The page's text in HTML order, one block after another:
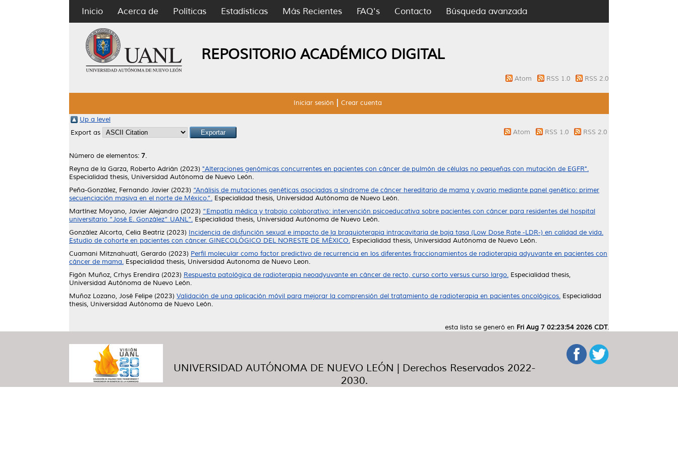
Inicio Acerca de Políticas Estadísticas Más Recientes FAQ's Contacto Búsqueda avanzada
REPOSITORIO ACADÉMICO DIGITAL
Atom RSS 1.0 RSS 2.0
Iniciar sesión Crear cuenta
Up a level
Export as
Atom RSS 1.0 RSS 2.0
Número de elementos: 7.
Reyna de la Garza, Roberto Adrián (2023) "Alteraciones genómicas concurrentes en pacientes con cáncer de pulmón de células no pequeñas con mutación de EGFR".
Especialidad thesis, Universidad Autónoma de Nuevo León.
Peña-González, Fernando Javier (2023) “Análisis de mutaciones genéticas asociadas a síndrome de cáncer hereditario de mama y ovario mediante panel genético: primer
secuenciación masiva en el norte de México.”. Especialidad thesis, Universidad Autónoma de Nuevo León.
Martínez Moyano, Javier Alejandro (2023) “Empatía médica y trabajo colaborativo: intervención psicoeducativa sobre pacientes con cáncer para residentes del hospital
universitario “José E. González” UANL”. Especialidad thesis, Universidad Autónoma de Nuevo León.
González Alcorta, Celia Beatriz (2023) Incidencia de disfunción sexual e impacto de la braquioterapia intracavitaria de baja tasa (Low Dose Rate -LDR-) en calidad de vida.
Estudio de cohorte en pacientes con cáncer. GINECOLÓGICO DEL NORESTE DE MÉXICO. Especialidad thesis, Universidad Autónoma de Nuevo León.
Cuamani Mitznahuatl, Gerardo (2023) Perfil molecular como factor predictivo de recurrencia en los diferentes fraccionamientos de radioterapia adyuvante en pacientes con
cáncer de mama. Especialidad thesis, Universidad Autonoma de Nuevo Leon.
Figón Muñoz, Crhys Erendira (2023) Respuesta patológica de radioterapia neoadyuvante en cáncer de recto, curso corto versus curso largo. Especialidad thesis,
Universidad Autónoma de Nuevo León.
Muñoz Lozano, José Felipe (2023) Validación de una aplicación móvil para mejorar la comprensión del tratamiento de radioterapia en pacientes oncológicos. Especialidad
thesis, Universidad Autónoma de Nuevo León.
esta lista se generó en Fri Aug 7 02:23:54 2026 CDT.
UNIVERSIDAD AUTÓNOMA DE NUEVO LEÓN | Derechos Reservados 2022-
2030.